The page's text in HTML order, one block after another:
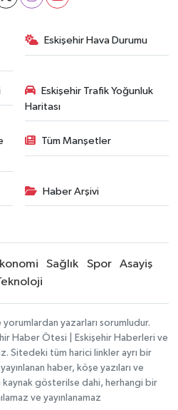
Eskişehir Hava Durumu
Eskişehir Trafik Yoğunluk
Haritası
Tüm Manşetler
Haber Arşivi
Sağlık Spor
Asayiş
yazarları sorumludur.
Haber Ötesi | Eskişehir Haberleri ve
Sitedeki tüm harici linkler ayrı bir
haber, köşe yazıları ve
kaynak gösterilse dahi, herhangi bir
ve yayınlanamaz